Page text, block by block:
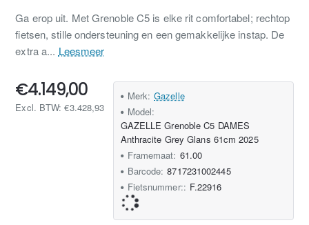
Ga erop uit. Met Grenoble C5 is elke rit comfortabel; rechtop
fietsen, stille ondersteuning en een gemakkelijke instap. De
extra a... Leesmeer
€4.149,00
Excl. BTW: €3.428,93
Merk: Gazelle
Model:
GAZELLE Grenoble C5 DAMES
Anthracite Grey Glans 61cm 2025
Framemaat: 61.00
Barcode: 8717231002445
Fietsnummer:: F.22916